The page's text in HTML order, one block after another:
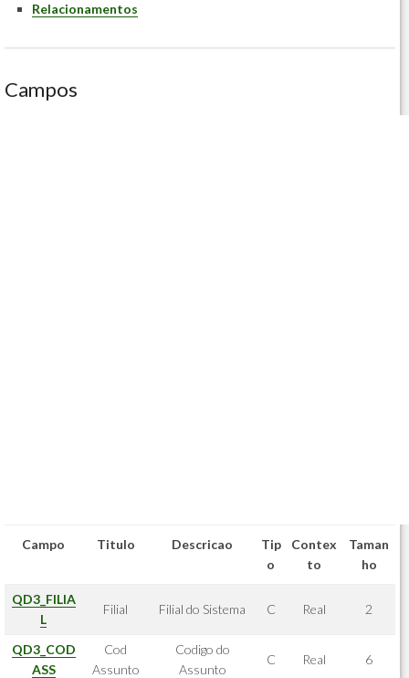
Relacionamentos
Campos
Campo Titulo Descricao
Tip
o
Contex
to
Taman
ho
QD3_FILIA
L
Filial Filial do Sistema C Real 2
QD3_COD
ASS
Cod
Assunto
Codigo do
Assunto
C Real 6